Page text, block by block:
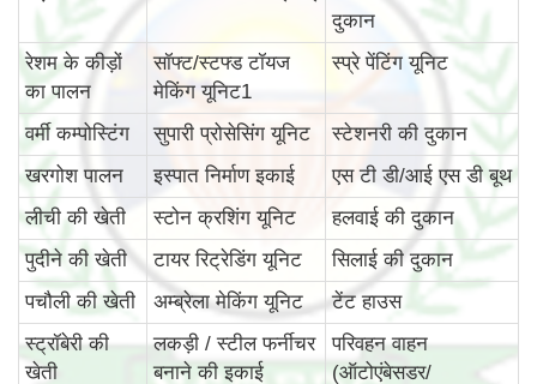
दुकान
रेशम के कीड़ों
का पालन
सॉफ्ट/स्टफ्ड टॉयज
मेकिंग यूनिट1
स्प्रे पेंटिंग यूनिट
वर्मी कम्पोस्टिंग सुपारी प्रोसेसिंग यूनिट
स्टेशनरी की दुकान
खरगोश पालन
इस्पात निर्माण इकाई
एस टी डी/आई एस डी बूथ
लीची की खेती
स्टोन क्रशिंग यूनिट
हलवाई की दुकान
पुदीने की खेती
टायर रिट्रेडिंग यूनिट
सिलाई की दुकान
पचौली की खेती
अम्ब्रेला मेकिंग यूनिट
टेंट हाउस
स्ट्रॉबेरी की
खेती
लकड़ी / स्टील फर्नीचर
बनाने की इकाई
परिवहन वाहन
(ऑटोएंबेसडर/